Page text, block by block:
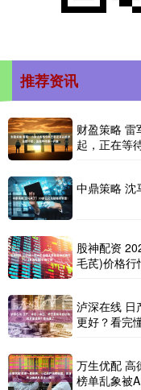
推荐资讯
财盈策略 雷
起，正在等
中鼎策略 沈
股神配资
毛芪)价格行
泸深在线 日
更好？看完
万生优配 高
榜单乱象被